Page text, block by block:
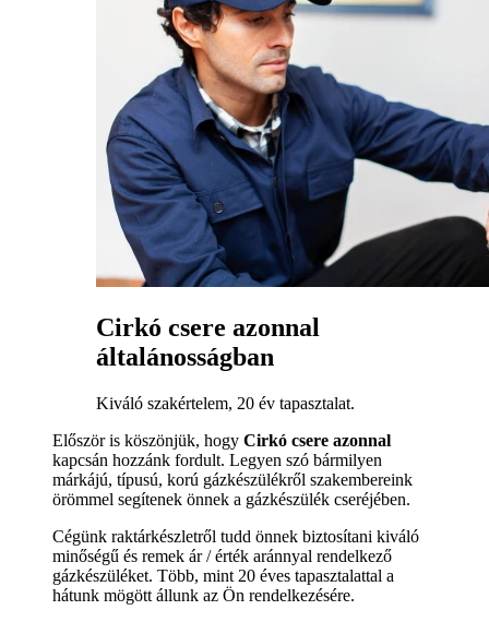
Cirkó csere azonnal
általánosságban
Kiváló szakértelem, 20 év tapasztalat.
Először is köszönjük, hogy Cirkó csere azonnal
kapcsán hozzánk fordult. Legyen szó bármilyen
márkájú, típusú, korú gázkészülékről szakembereink
örömmel segítenek önnek a gázkészülék cseréjében.
Cégünk raktárkészletről tudd önnek biztosítani kiváló
minőségű és remek ár / érték aránnyal rendelkező
gázkészüléket. Több, mint 20 éves tapasztalattal a
hátunk mögött állunk az Ön rendelkezésére.